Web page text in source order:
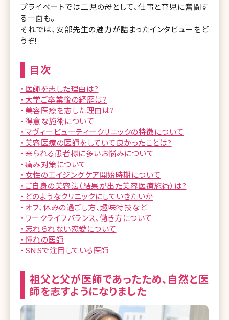
プライベートでは二児の母として、仕事と育児に奮闘す
る一面も。
それでは、安部先生の魅力が詰まったインタビューをど
うぞ!
目次
・医師を志した理由は?
・大学ご卒業後の経歴は?
・美容医療を志した理由は?
・得意な施術について
・マヴィービューティークリニックの特徴について
・美容医療の医師をしていて良かったことは?
・来られる患者様に多いお悩みについて
・痛み対策について
・女性のエイジングケア開始時期について
・ご自身の美容法（結果が出た美容医療施術）は?
・どのようなクリニックにしていきたいか
・オフ、休みの過ごし方、趣味特技など
・ワークライフバランス、働き方について
・忘れられない恋愛について
・憧れの医師
・SNSで注目している医師
祖父と父が医師であったため、自然と医
師を志すようになりました